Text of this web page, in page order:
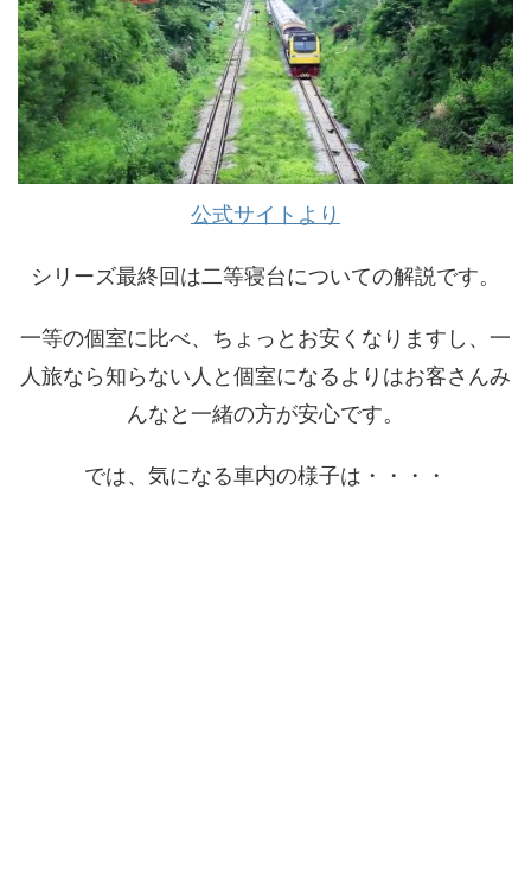
公式サイトより
シリーズ最終回は二等寝台についての解説です。
一等の個室に比べ、ちょっとお安くなりますし、一
人旅なら知らない人と個室になるよりはお客さんみ
んなと一緒の方が安心です。
では、気になる車内の様子は・・・・